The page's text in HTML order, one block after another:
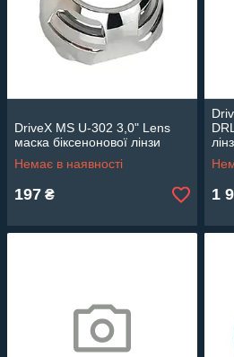
DriveX MS U-302 3,0" Lens
маска біксенонової лінзи
Немає в наявності
197 ₴
лінз
1